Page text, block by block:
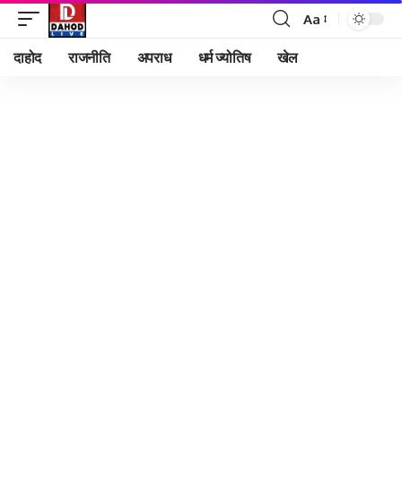
Font
Aa
दाहोद राजनीति अपराध धर्म ज्योतिष खेल